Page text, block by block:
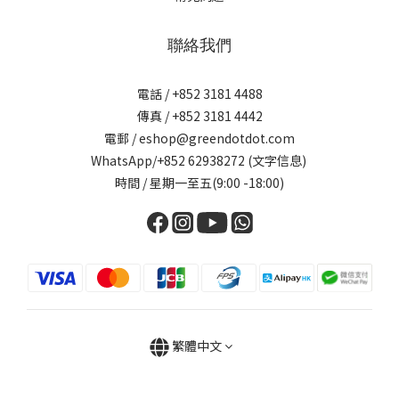
聯絡我們
電話 / +852 3181 4488
傳真 / +852 3181 4442
電郵 / eshop@greendotdot.com
WhatsApp/+852 62938272 (文字信息)
時間 / 星期一至五(9:00 -18:00)
繁體中文